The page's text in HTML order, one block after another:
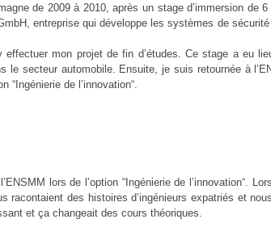
de 2009 à 2010, après un stage d’immersion de
entreprise qui développe les systèmes de
mon projet de fin d’études. Ce stage a eu
le secteur automobile. Ensuite, je suis retournée à
de l’innovation“.
lors de l’option “Ingénierie de l’innovation“.
racontaient des histoires d’ingénieurs expatriés et
et ça changeait des cours théoriques.